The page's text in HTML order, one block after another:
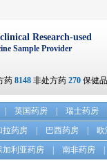
Research-used
Sample Provider
药 8148 非处方药 270 保健
英国药房 瑞士药房
拉药房 巴西药房 欧
加利亚药房 南非药房